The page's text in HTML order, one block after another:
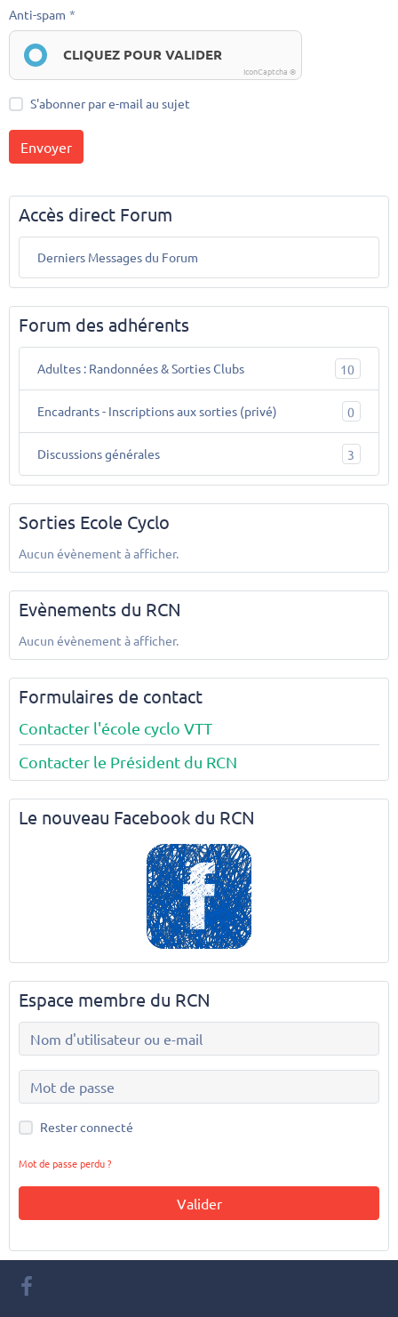
Anti-spam
CLIQUEZ POUR VALIDER
IconCaptcha ©
S'abonner par e-mail au sujet
Envoyer
Accès direct Forum
Derniers Messages du Forum
Forum des adhérents
Adultes : Randonnées & Sorties Clubs 10
Encadrants - Inscriptions aux sorties (privé) 0
Discussions générales 3
Sorties Ecole Cyclo
Aucun évènement à afficher.
Evènements du RCN
Aucun évènement à afficher.
Formulaires de contact
Contacter l'école cyclo VTT
Contacter le Président du RCN
Le nouveau Facebook du RCN
Espace membre du RCN
Rester connecté
Mot de passe perdu ?
Valider